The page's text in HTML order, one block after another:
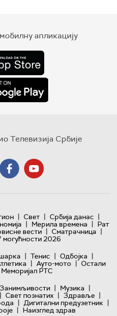
апликацију
Телевизија Србије
| Свет | Србија данас |
| Мерила времена | Рат
вести | Сматрачница |
могућности 2026
| Тенис | Одбојка |
| Ауто-мото | Остали
Меморијал РТС
Занимљивости | Музика |
| Свет познатих | Здравље |
| Дигитални предузетник |
| Наизглед здрав